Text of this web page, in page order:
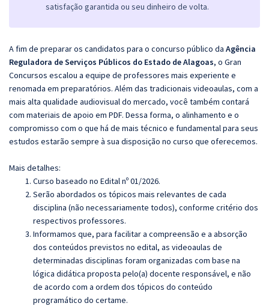
satisfação garantida ou seu dinheiro de volta.
A fim de preparar os candidatos para o concurso público da Agência
Reguladora de Serviços Públicos do Estado de Alagoas, o Gran
Concursos escalou a equipe de professores mais experiente e
renomada em preparatórios. Além das tradicionais videoaulas, com a
mais alta qualidade audiovisual do mercado, você também contará
com materiais de apoio em PDF. Dessa forma, o alinhamento e o
compromisso com o que há de mais técnico e fundamental para seus
estudos estarão sempre à sua disposição no curso que oferecemos.
Mais detalhes:
Curso baseado no Edital nº 01/2026.
Serão abordados os tópicos mais relevantes de cada
disciplina (não necessariamente todos), conforme critério dos
respectivos professores.
Informamos que, para facilitar a compreensão e a absorção
dos conteúdos previstos no edital, as videoaulas de
determinadas disciplinas foram organizadas com base na
lógica didática proposta pelo(a) docente responsável, e não
de acordo com a ordem dos tópicos do conteúdo
programático do certame.